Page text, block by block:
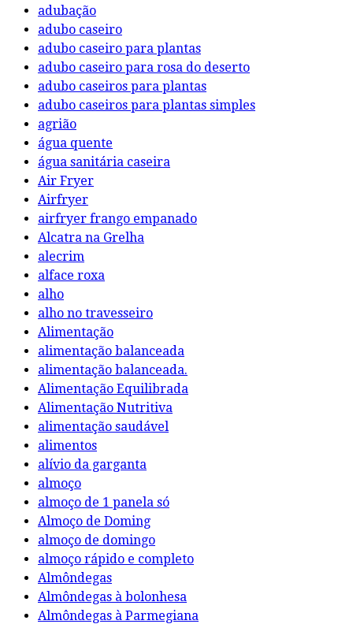
adubação
adubo caseiro
adubo caseiro para plantas
adubo caseiro para rosa do deserto
adubo caseiros para plantas
adubo caseiros para plantas simples
agrião
água quente
água sanitária caseira
Air Fryer
Airfryer
airfryer frango empanado
Alcatra na Grelha
alecrim
alface roxa
alho
alho no travesseiro
Alimentação
alimentação balanceada
alimentação balanceada.
Alimentação Equilibrada
Alimentação Nutritiva
alimentação saudável
alimentos
alívio da garganta
almoço
almoço de 1 panela só
Almoço de Doming
almoço de domingo
almoço rápido e completo
Almôndegas
Almôndegas à bolonhesa
Almôndegas à Parmegiana